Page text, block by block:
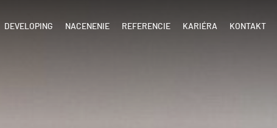
DEVELOPING NACENENIE REFERENCIE KARIÉRA KONTAKT